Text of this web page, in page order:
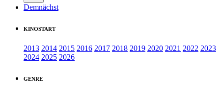
Demnächst
KINOSTART
2013 2014 2015 2016 2017 2018 2019 2020 2021 2022 2023
2024 2025 2026
GENRE